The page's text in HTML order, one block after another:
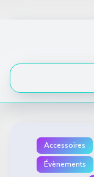
Accessoires
Évènements